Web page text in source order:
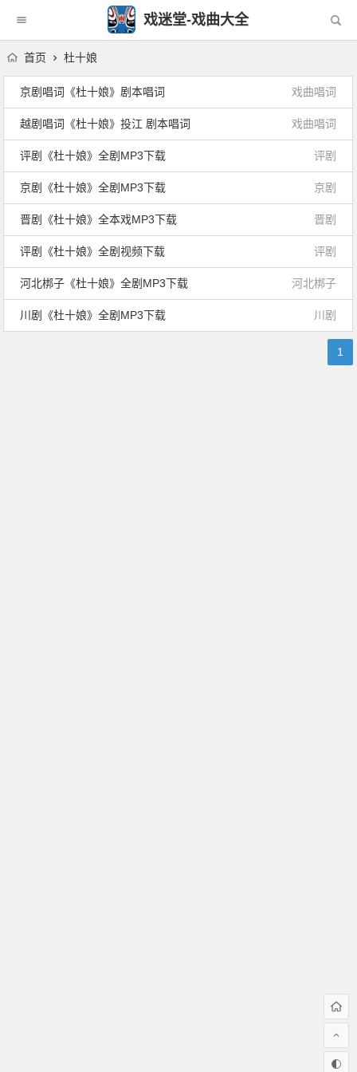
戏迷堂-戏曲大全
首页 杜十娘
戏曲唱词
京剧唱词《杜十娘》剧本唱词
戏曲唱词
越剧唱词《杜十娘》投江 剧本唱词
评剧
评剧《杜十娘》全剧MP3下载
京剧
京剧《杜十娘》全剧MP3下载
晋剧
晋剧《杜十娘》全本戏MP3下载
评剧
评剧《杜十娘》全剧视频下载
河北梆子
河北梆子《杜十娘》全剧MP3下载
川剧
川剧《杜十娘》全剧MP3下载
1